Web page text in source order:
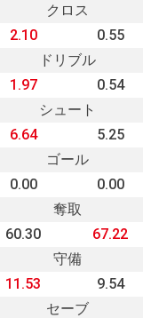
クロス
2.10 0.55
ドリブル
1.97 0.54
シュート
6.64 5.25
ゴール
0.00 0.00
奪取
60.30 67.22
守備
11.53 9.54
セーブ